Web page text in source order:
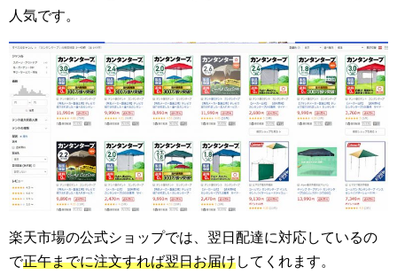
人気です。
楽天市場の公式ショップでは、翌日配達に対応しているの
で正午までに注文すれば翌日お届けしてくれます。